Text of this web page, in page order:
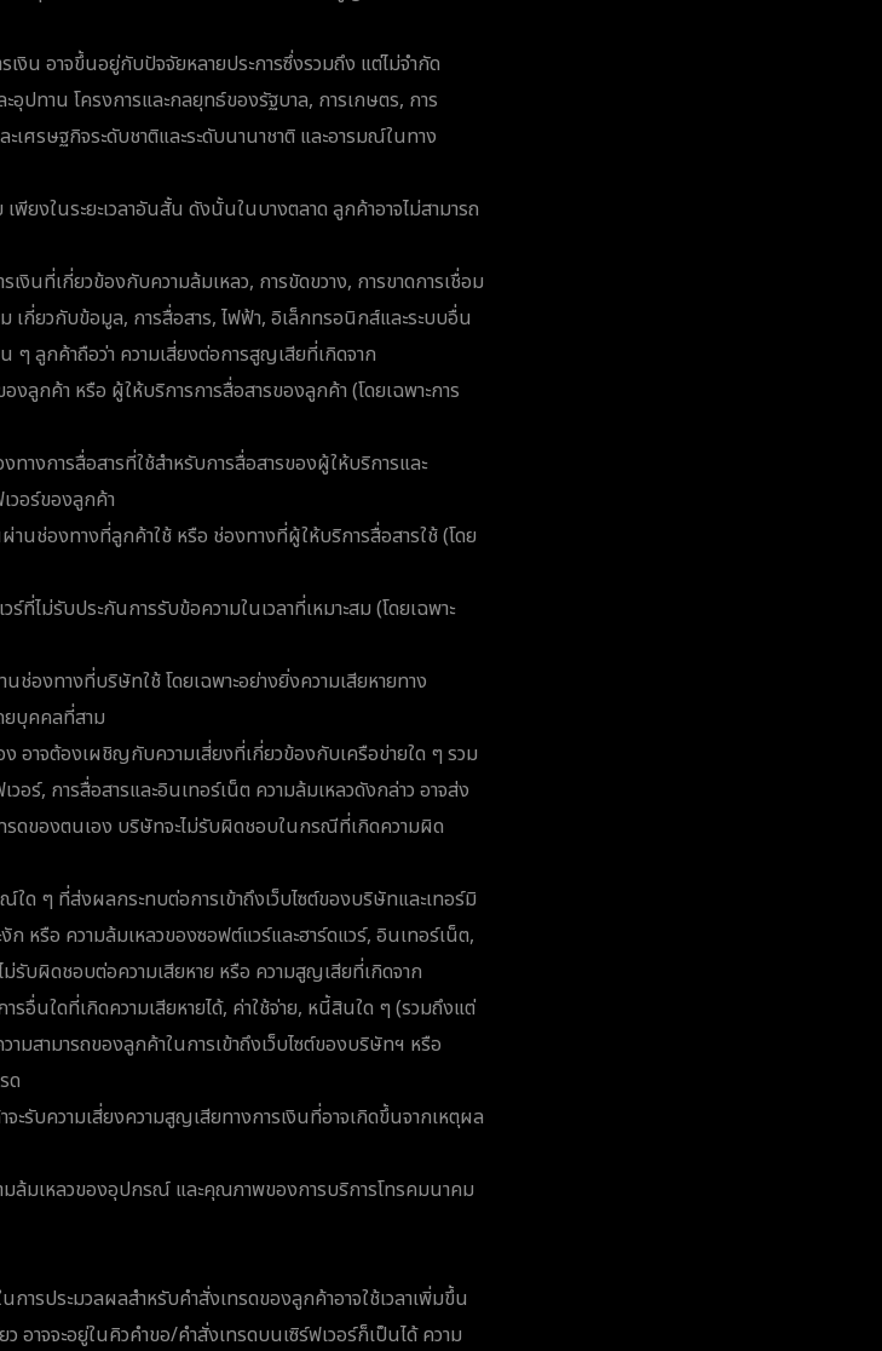
งิน อาจขึ้นอยู่กับปัจจัยหลายประการซึ่งรวมถึง แต่ไม่จำกัด
ปทาน โครงการและกลยุทธ์ของรัฐบาล, การเกษตร, การ
เศรษฐกิจระดับชาติและระดับนานาชาติ และอารมณ์ในทาง
พียงในระยะเวลาอันสั้น ดังนั้นในบางตลาด ลูกค้าอาจไม่สามารถ
งินที่เกี่ยวข้องกับความล้มเหลว, การขัดขวาง, การขาดการเชื่อม
กี่ยวกับข้อมูล, การสื่อสาร, ไฟฟ้า, อิเล็กทรอนิกส์และระบบอื่น
ๆ ลูกค้าถือว่า ความเสี่ยงต่อการสูญเสียที่เกิดจาก
กค้า หรือ ผู้ให้บริการการสื่อสารของลูกค้า (โดยเฉพาะการ
ทางการสื่อสารที่ใช้สำหรับการสื่อสารของผู้ให้บริการและ
วอร์ของลูกค้า
นช่องทางที่ลูกค้าใช้ หรือ ช่องทางที่ผู้ให้บริการสื่อสารใช้ (โดย
ไม่รับประกันการรับข้อความในเวลาที่เหมาะสม (โดยเฉพาะ
องทางที่บริษัทใช้ โดยเฉพาะอย่างยิ่งความเสียหายทาง
ยบุคคลที่สาม
อาจต้องเผชิญกับความเสี่ยงที่เกี่ยวข้องกับเครือข่ายใด ๆ รวม
อร์, การสื่อสารและอินเทอร์เน็ต ความล้มเหลวดังกล่าว อาจส่ง
รดของตนเอง บริษัทจะไม่รับผิดชอบในกรณีที่เกิดความผิด
ณ์ใด ๆ ที่ส่งผลกระทบต่อการเข้าถึงเว็บไซต์ของบริษัทและเทอร์มิ
หรือ ความล้มเหลวของซอฟต์แวร์และฮาร์ดแวร์, อินเทอร์เน็ต,
รับผิดชอบต่อความเสียหาย หรือ ความสูญเสียที่เกิดจาก
อื่นใดที่เกิดความเสียหายได้, ค่าใช้จ่าย, หนี้สินใด ๆ (รวมถึงแต่
ามสามารถของลูกค้าในการเข้าถึงเว็บไซต์ของบริษัทฯ หรือ
ด
ะรับความเสี่ยงความสูญเสียทางการเงินที่อาจเกิดขึ้นจากเหตุผล
มล้มเหลวของอุปกรณ์ และคุณภาพของการบริการโทรคมนาคม
การประมวลผลสำหรับคำสั่งเทรดของลูกค้าอาจใช้เวลาเพิ่มขึ้น
อาจจะอยู่ในคิวคำขอ/คำสั่งเทรดบนเซิร์ฟเวอร์ก็เป็นได้ ความ